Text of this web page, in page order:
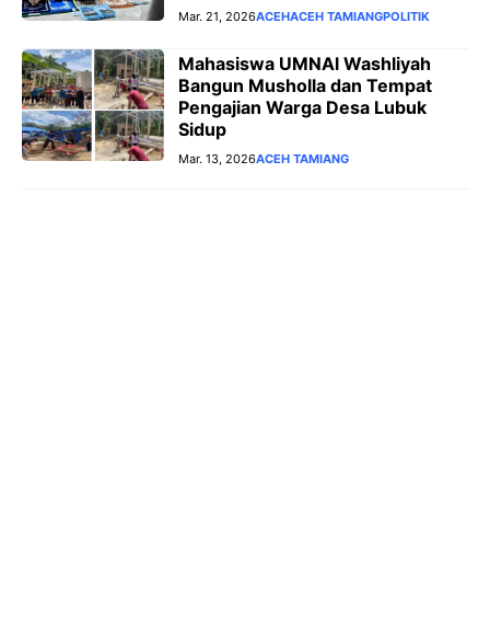
Mar. 21, 2026ACEHACEH TAMIANGPOLITIK
Mahasiswa UMNAl Washliyah
Bangun Musholla dan Tempat
Pengajian Warga Desa Lubuk
Sidup
Mar. 13, 2026ACEH TAMIANG